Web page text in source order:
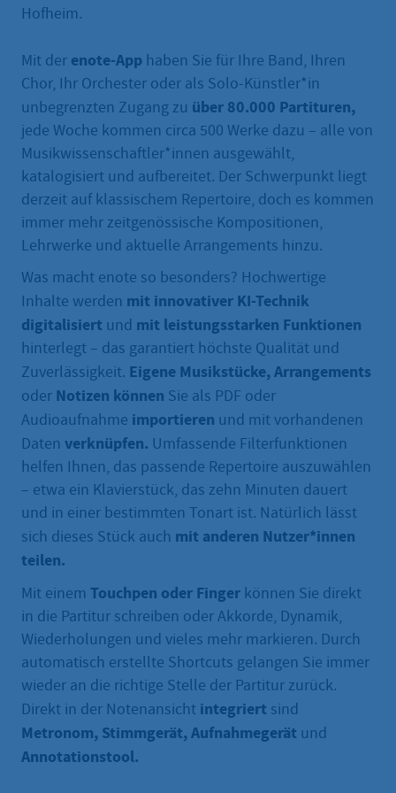
Hofheim.
Mit der enote-App haben Sie für Ihre Band, Ihren
Chor, Ihr Orchester oder als Solo-Künstler*in
unbegrenzten Zugang zu über 80.000 Partituren,
jede Woche kommen circa 500 Werke dazu – alle von
Musikwissenschaftler*innen ausgewählt,
katalogisiert und aufbereitet. Der Schwerpunkt liegt
derzeit auf klassischem Repertoire, doch es kommen
immer mehr zeitgenössische Kompositionen,
Lehrwerke und aktuelle Arrangements hinzu.
Was macht enote so besonders? Hochwertige
Inhalte werden mit innovativer KI-Technik
digitalisiert und mit leistungsstarken Funktionen
hinterlegt – das garantiert höchste Qualität und
Zuverlässigkeit. Eigene Musikstücke, Arrangements
oder Notizen können Sie als PDF oder
Audioaufnahme importieren und mit vorhandenen
Daten verknüpfen. Umfassende Filterfunktionen
helfen Ihnen, das passende Repertoire auszuwählen
– etwa ein Klavierstück, das zehn Minuten dauert
und in einer bestimmten Tonart ist. Natürlich lässt
sich dieses Stück auch mit anderen Nutzer*innen
teilen.
Mit einem Touchpen oder Finger können Sie direkt
in die Partitur schreiben oder Akkorde, Dynamik,
Wiederholungen und vieles mehr markieren. Durch
automatisch erstellte Shortcuts gelangen Sie immer
wieder an die richtige Stelle der Partitur zurück.
Direkt in der Notenansicht integriert sind
Metronom, Stimmgerät, Aufnahmegerät und
Annotationstool.